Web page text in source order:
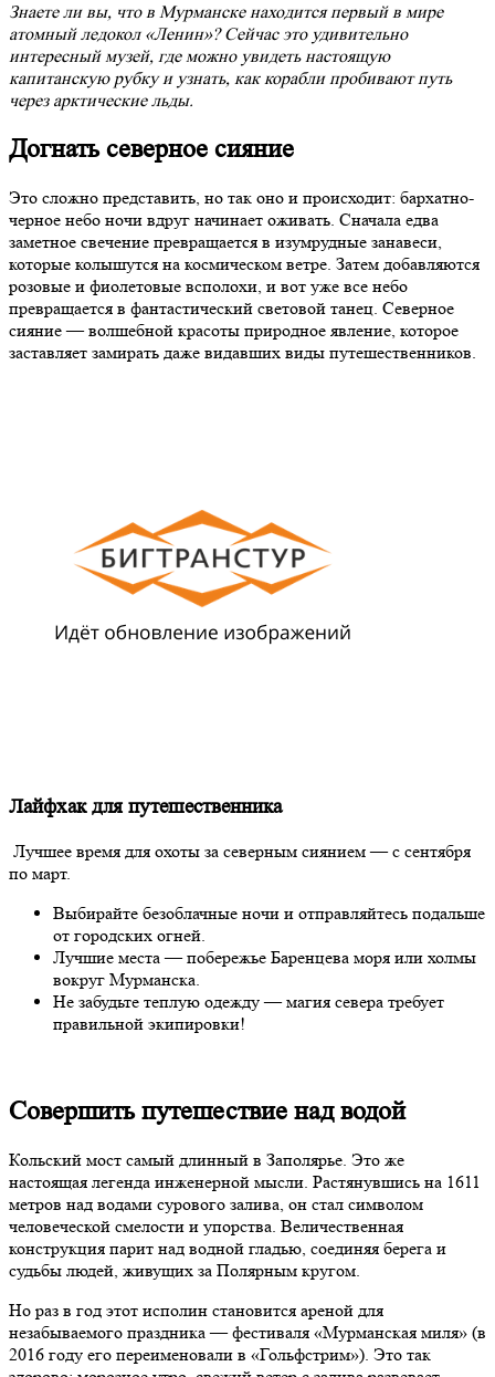
Знаете ли вы, что в Мурманске находится первый в мире
атомный ледокол «Ленин»? Сейчас это удивительно
интересный музей, где можно увидеть настоящую
капитанскую рубку и узнать, как корабли пробивают путь
через арктические льды.
Догнать северное сияние
Это сложно представить, но так оно и происходит: бархатно-
черное небо ночи вдруг начинает оживать. Сначала едва
заметное свечение превращается в изумрудные занавеси,
которые колышутся на космическом ветре. Затем добавляются
розовые и фиолетовые всполохи, и вот уже все небо
превращается в фантастический световой танец. Северное
сияние — волшебной красоты природное явление, которое
заставляет замирать даже видавших виды путешественников.
Лайфхак для путешественника
Лучшее время для охоты за северным сиянием — с сентября
по март.
Выбирайте безоблачные ночи и отправляйтесь подальше
от городских огней.
Лучшие места — побережье Баренцева моря или холмы
вокруг Мурманска.
Не забудьте теплую одежду — магия севера требует
правильной экипировки!
Совершить путешествие над водой
Кольский мост самый длинный в Заполярье. Это же
настоящая легенда инженерной мысли. Растянувшись на 1611
метров над водами сурового залива, он стал символом
человеческой смелости и упорства. Величественная
конструкция парит над водной гладью, соединяя берега и
судьбы людей, живущих за Полярным кругом.
Но раз в год этот исполин становится ареной для
незабываемого праздника — фестиваля «Мурманская миля» (в
2016 году его переименовали в «Гольфстрим»). Это так